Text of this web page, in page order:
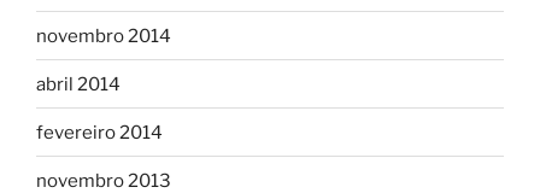
novembro 2014
abril 2014
fevereiro 2014
novembro 2013